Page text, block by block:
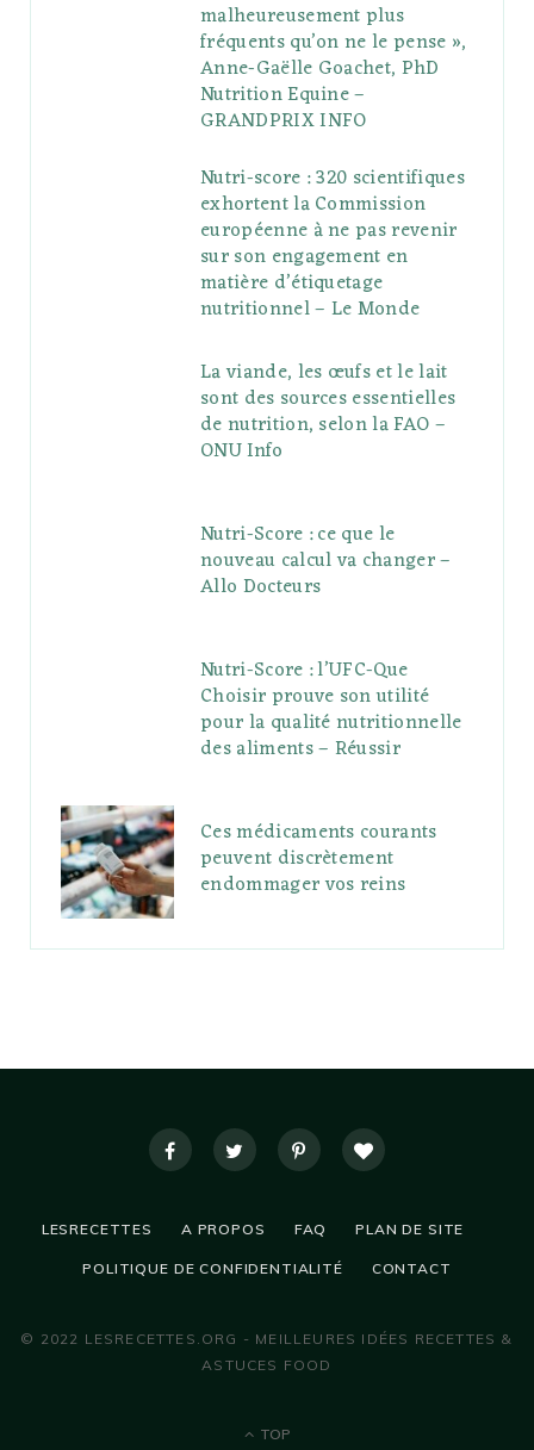
malheureusement plus
fréquents qu’on ne le pense »,
Anne-Gaëlle Goachet, PhD
Nutrition Equine –
GRANDPRIX INFO
Nutri-score : 320 scientifiques
exhortent la Commission
européenne à ne pas revenir
sur son engagement en
matière d’étiquetage
nutritionnel – Le Monde
La viande, les œufs et le lait
sont des sources essentielles
de nutrition, selon la FAO –
ONU Info
Nutri-Score : ce que le
nouveau calcul va changer –
Allo Docteurs
Nutri-Score : l’UFC-Que
Choisir prouve son utilité
pour la qualité nutritionnelle
des aliments – Réussir
Ces médicaments courants
peuvent discrètement
endommager vos reins
LESRECETTES A PROPOS FAQ PLAN DE SITE
POLITIQUE DE CONFIDENTIALITÉ CONTACT
© 2022 LESRECETTES.ORG - MEILLEURES IDÉES RECETTES &
ASTUCES FOOD
TOP